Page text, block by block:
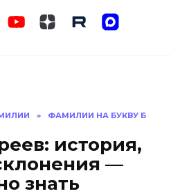
» ФАМИЛИИ НА БУКВУ Б
история,
—
знать